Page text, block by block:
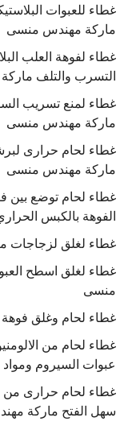
غطاء للعبوات
ماركة مهندس منسى
غطاء لفوهة العلب
التسرب والتلف
غطاء لمنع تسريب
ماركة مهندس منسى
غطاء لحام حرارى
ماركة مهندس منسى
غطاء لحام توضع بين
الفوهة بالكبس
غطاء لغلق لزجاجات
غطاء لغلق اسطح
منسى
غطاء لحام وغلق
غطاء لحام من
عبوات السيروم
غطاء لحام حرارى من
سهل الفتح ماركة